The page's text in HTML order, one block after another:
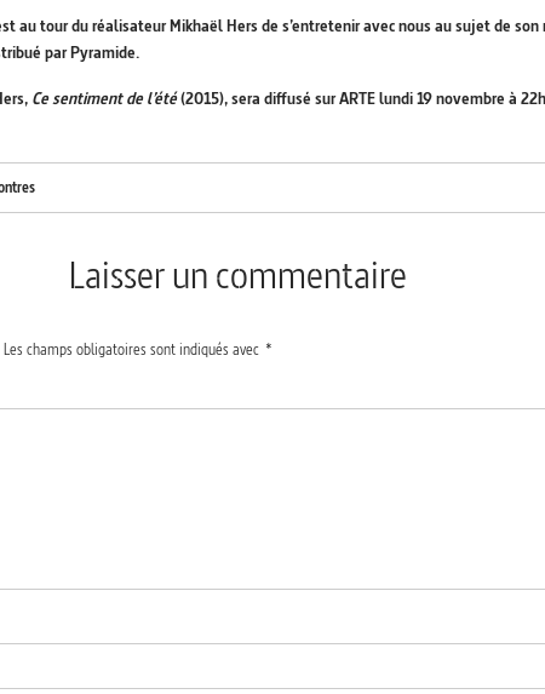
au tour du réalisateur Mikhaël Hers de s’entretenir avec nous au sujet de
par Pyramide.
Ce sentiment de l’été(2015), sera diffusé sur ARTE lundi 19 novembre à
Laisser un commentaire
Les champs obligatoires sont indiqués avec *